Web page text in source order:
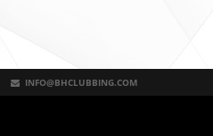
INFO@BHCLUBBING.COM